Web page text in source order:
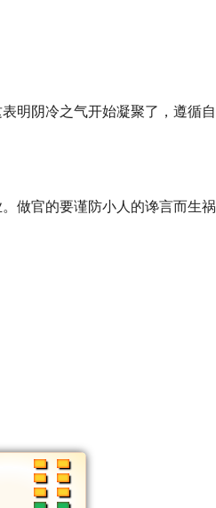
明阴冷之气开始凝聚了，遵循
做官的要谨防小人的谗言而生祸